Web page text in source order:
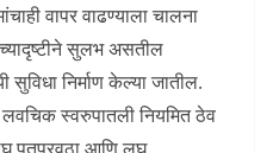
वापर वाढण्याला चालना
सुलभ असतील
सुविधा निर्माण केल्या जातील.
स्वरुपातली नियमित ठेव
पतपुरवठा आणि लघू